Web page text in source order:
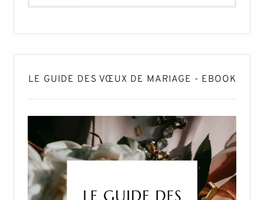
LE GUIDE DES VŒUX DE MARIAGE - EBOOK